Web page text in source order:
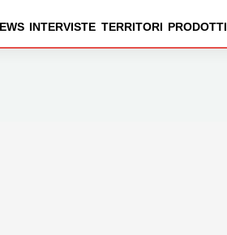
INTERVISTE TERRITORI PRODOTTI